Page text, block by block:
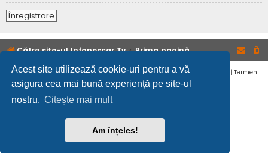
Acest site utilizează cookie-uri pentru a vă
asigura cea mai bună experiență pe site-ul
nostru. Citește mai mult
Am înțeles!
Înregistrare
Către site-ul Infopescar Tv Prima pagină
Confidențialitate | Termeni